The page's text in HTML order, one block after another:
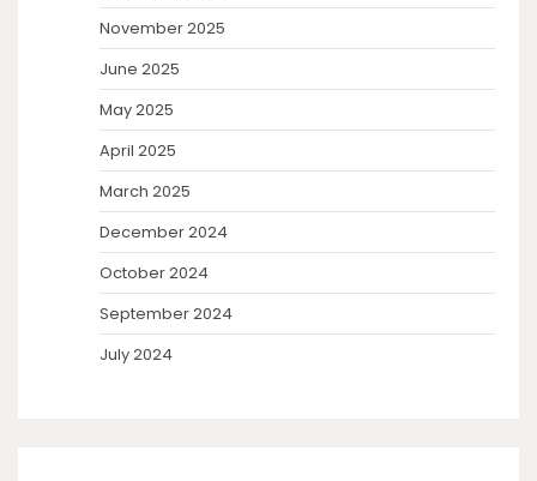
November 2025
June 2025
May 2025
April 2025
March 2025
December 2024
October 2024
September 2024
July 2024